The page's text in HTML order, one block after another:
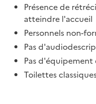
Présence de
atteindre l'accueil
Personnels non-
Pas
Pas
Toilettes